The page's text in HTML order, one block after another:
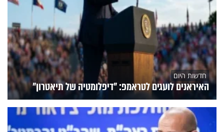
חדשות היום
האיראנים לועגים לטראמפ: "דיפלומטיה של תיאטרון"